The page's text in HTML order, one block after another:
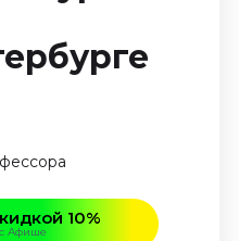
10%
Афише